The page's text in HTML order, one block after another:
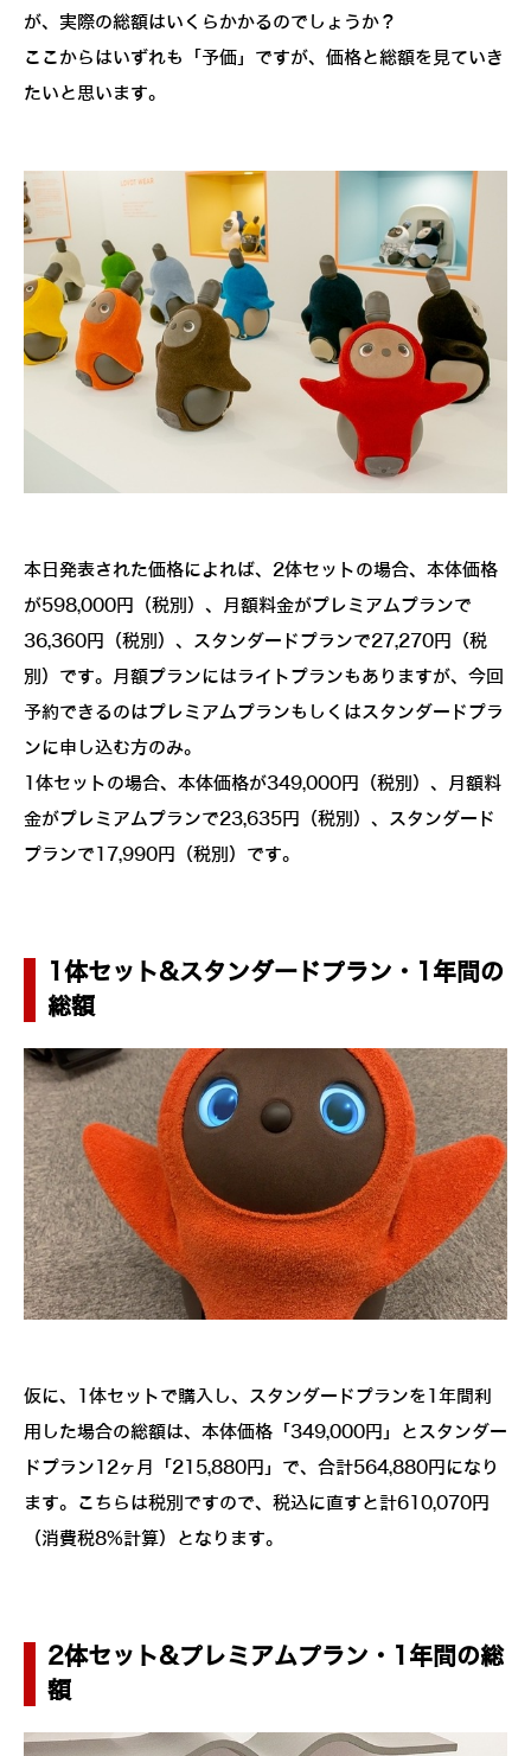
が、実際の総額はいくらかかるのでしょうか？
ここからはいずれも「予価」ですが、価格と総額を見ていき
たいと思います。
本日発表された価格によれば、2体セットの場合、本体価格
が598,000円（税別）、月額料金がプレミアムプランで
36,360円（税別）、スタンダードプランで27,270円（税
別）です。月額プランにはライトプランもありますが、今回
予約できるのはプレミアムプランもしくはスタンダードプラ
ンに申し込む方のみ。
1体セットの場合、本体価格が349,000円（税別）、月額料
金がプレミアムプランで23,635円（税別）、スタンダード
プランで17,990円（税別）です。
1体セット&スタンダードプラン・1年間の
総額
仮に、1体セットで購入し、スタンダードプランを1年間利
用した場合の総額は、本体価格「349,000円」とスタンダー
ドプラン12ヶ月「215,880円」で、合計564,880円になり
ます。こちらは税別ですので、税込に直すと計610,070円
（消費税8%計算）となります。
2体セット&プレミアムプラン・1年間の総
額